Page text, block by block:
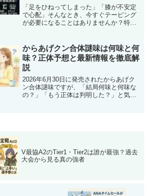
「足をひねってしまった」「膝が不安定
で心配」そんなとき、今すぐテーピング
が必要になることはありませんか？特に
ンビニが頼りになる存在です。しかし実
際のところ、コンビニで...
からあげクン合体謎味は何味と何
味？正体予想と最新情報を徹底解
説
2026年6月30日に発売されたからあげク
ン合体謎味ですが、「結局何味と何味な
の？」「もう正体は判明した？」と気に
V最協A2のTier1・Tier2は誰が最強？過去
大会から見る真の強者